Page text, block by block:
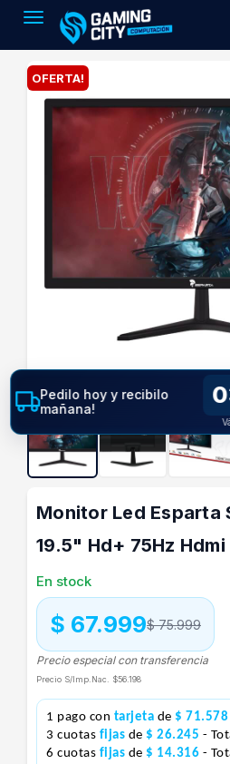
Toggle navigation
OFERTA!
Monitor Led Esparta
19.5" Hd+ 75Hz Hdmi
En stock
$ 75.999
$ 67.999
Precio especial con transferencia
Precio S/Imp.Nac. $56.198
1 pago con tarjeta de $ 71.578
3 cuotas fijas de $ 26.245 -
6 cuotas fijas de $ 14.316 -
Pedilo hoy y recibilo
mañana!